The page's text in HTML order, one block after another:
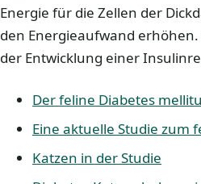
Energie für die Zellen der
den Energieaufwand
der Entwicklung einer
Der feline Diabetes
Eine aktuelle Studie zum
Katzen in der Studie